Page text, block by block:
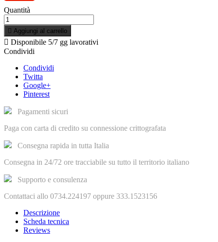
Quantità
 Aggiungi al carrello
 Disponibile 5/7 gg lavorativi
Condividi
Condividi
Twitta
Google+
Pinterest
Pagamenti sicuri
Paga con carta di credito su connessione crittografata
Consegna rapida in tutta Italia
Consegna in 24/72 ore tracciabile su tutto il territorio italiano
Supporto e consulenza
Contattaci allo 0734.224197 oppure 333.1523156
Descrizione
Scheda tecnica
Reviews